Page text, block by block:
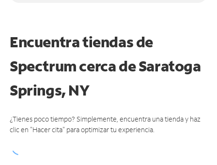
Encuentra tiendas de
Spectrum cerca deSaratoga
Springs, NY
¿Tienes poco tiempo? Simplemente, encuentra una tienda y haz
clic en "Hacer cita" para optimizar tu experiencia.